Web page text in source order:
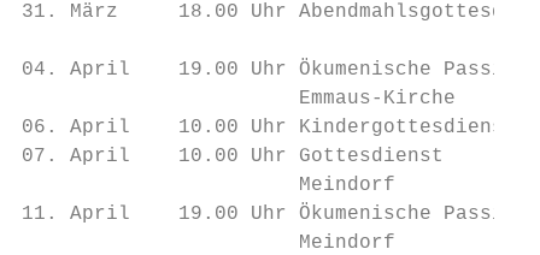
31. März     18.00 Uhr
04. April    19.00 Uhr Ökumenische
                       Emmaus-Kirche
06. April    10.00 Uhr Kindergottesdienst
07. April    10.00 Uhr Gottesdienst
                       Meindorf
11. April    19.00 Uhr Ökumenische
                       Meindorf